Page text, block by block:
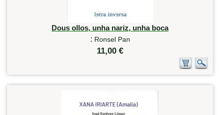
Dous ollos, unha nariz, unha boca
: Ronsel Pan
11,00 €